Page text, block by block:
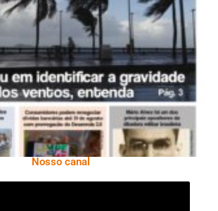
366 01 A 07 De Agosto De
2026
Nosso canal